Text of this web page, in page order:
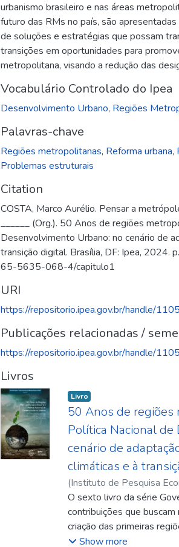
urbanismo brasileiro e nas áreas
futuro das RMs no país, são
de soluções e estratégias que possam
transições em oportunidades para
metropolitana, visando a redução das
Vocabulário Controlado do Ipea
Desenvolvimento Urbano, Regiões
Palavras-chave
Regiões metropolitanas, Reforma urbana,
Problemas estruturais
Citation
COSTA, Marco Aurélio. Pensar a
______ (Org.). 50 Anos de regiões
Desenvolvimento Urbano: no cenário de
transição digital. Brasília, DF: Ipea,
65-5635-068-4/capitulo1
URI
https://repositorio.ipea.gov.br/handle/
Publicações relacionadas /
https://repositorio.ipea.gov.br/handle/
Livros
Livro
50 Anos de regiões
Política Nacional
cenário de
climáticas e à
(Instituto de Pesquisa
Marco Aurélio
O sexto livro da série
contribuições que
criação das primeiras
de construção da Política
Show more